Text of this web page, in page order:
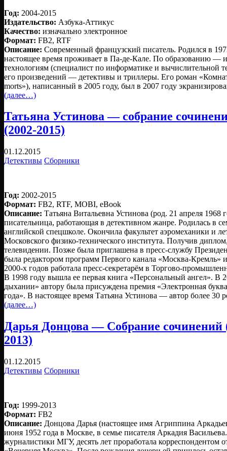
Год: 2004-2015
Издательство: Азбука-Аттикус
Качество: изначально электронное
Формат: FB2, RTF
Описание: Современный французский писатель. Родился в
настоящее время проживает в Па-де-Кале. По образованию —
технологиям (специалист по информатике и вычислительной
его произведений — детективы и триллеры. Его роман
morts»), написанный в 2005 году, был в 2007 году
(далее…)
Татьяна Устинова — собрание
(2002-2015)
01.12.2015
Детективы Сборники
Год: 2002-2015
Формат: FB2, RTF, MOBI, eBook
Описание: Татьянa Витальевна Устинова (род. 21 апреля
писательница, работающая в детективном жанре. Родилась в
английской спецшколе. Окончила факультет аэромеханики и
Московского физико-технического института. Получив диплом,
телевидении. Позже была приглашена в пресс-службу
была редактором программ Первого канала «Москва-Кремль»
2000-х годов работала пресс-секретарём в Торгово-
В 1998 году вышла ее пepвая книга «Персональный ангел». В
дыхании» автору была присуждена премия «Электронная
года». В настоящее время Татьяна Устинова — автор более 30
(далее…)
Дарья Донцова — Собрание сочинений
2013)
01.12.2015
Детективы Сборники
Год: 1999-2013
Формат: FB2
Описание: Донцова Дарья (настоящее имя Агриппина
июня 1952 года в Москве, в семье писателя Аркадия
журналистики МГУ, десять лет проработала корреспондентом